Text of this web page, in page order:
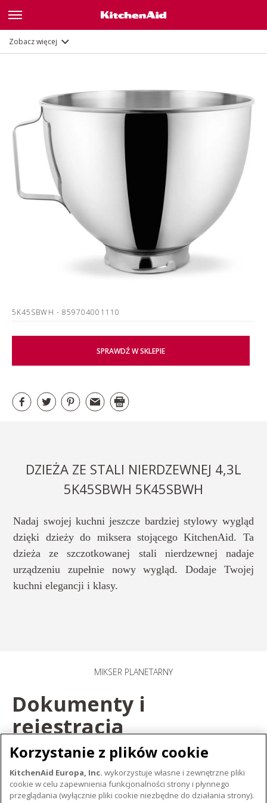
Zobacz więcej
5K45SBWH - 859704001110
SPRAWDŹ W SKLEPIE
DZIEŻA ZE STALI NIERDZEWNEJ 4,3L
5K45SBWH 5K45SBWH
Nadaj swojej kuchni jeszcze bardziej stylowy wygląd
dzięki dzieży do miksera stojącego KitchenAid. Ta
dzieża ze szczotkowanej stali nierdzewnej nadaje
urządzeniu zupełnie nowy wygląd. Dodaje Twojej
kuchni elegancji i klasy.
MIKSER PLANETARNY​
Dokumenty i
rejestracja
ZAREJESTRUJ SWÓJ PRODUKT
ZAREJESTRUJ PRODUKT
Korzystanie z plików cookie
KitchenAid Europa, Inc. wykorzystuje własne i zewnętrzne pliki
cookie w celu zapewnienia funkcjonalności strony i płynnego
przeglądania (wyłącznie pliki cookie niezbędne do działania strony).